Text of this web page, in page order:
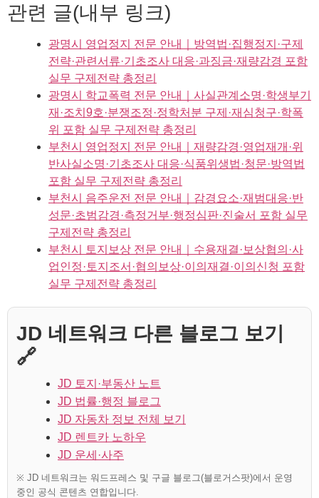
관련 글(내부 링크)
광명시 영업정지 전문 안내｜방역법·집행정지·구제
전략·관련서류·기초조사 대응·과징금·재량감경 포함
실무 구제전략 총정리
광명시 학교폭력 전문 안내｜사실관계소명·학생부기
재·조치9호·분쟁조정·정학처분 구제·재심청구·학폭
위 포함 실무 구제전략 총정리
부천시 영업정지 전문 안내｜재량감경·영업재개·위
반사실소명·기초조사 대응·식품위생법·청문·방역법
포함 실무 구제전략 총정리
부천시 음주운전 전문 안내｜감경요소·재범대응·반
성문·초범감경·측정거부·행정심판·진술서 포함 실무
구제전략 총정리
부천시 토지보상 전문 안내｜수용재결·보상협의·사
업인정·토지조서·협의보상·이의재결·이의신청 포함
실무 구제전략 총정리
JD 네트워크 다른 블로그 보기
🔗
JD 토지·부동산 노트
JD 법률·행정 블로그
JD 자동차 정보 전체 보기
JD 렌트카 노하우
JD 운세·사주
※ JD 네트워크는 워드프레스 및 구글 블로그(블로거스팟)에서 운영
중인 공식 콘텐츠 연합입니다.